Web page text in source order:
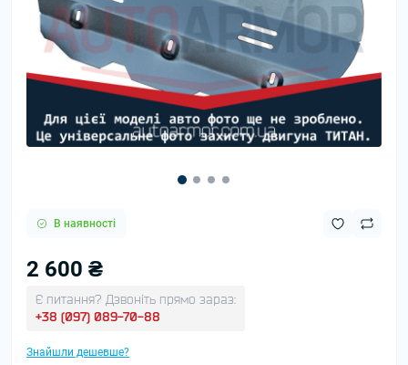
В наявності
2 600 ₴
Є питання? Дзвоніть прямо зараз:
+38 (097) 089-70-88
Знайшли дешевше?